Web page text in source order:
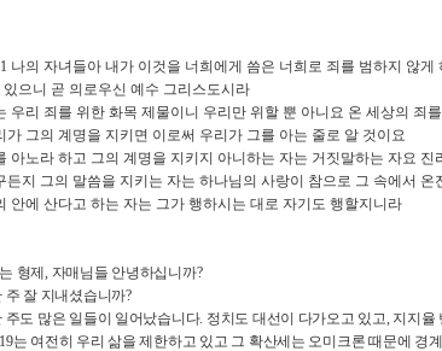
나의 자녀들아 내가 이것을 너희에게 씀은 너희로 죄를 범하지 않
있으니 곧 의로우신 예수 그리스도시라
우리 죄를 위한 화목 제물이니 우리만 위할 뿐 아니요 온 세상의 죄
가 그의 계명을 지키면 이로써 우리가 그를 아는 줄로 알 것이요
아노라 하고 그의 계명을 지키지 아니하는 자는 거짓말하는 자요 진
든지 그의 말씀을 지키는 자는 하나님의 사랑이 참으로 그 속에서
안에 산다고 하는 자는 그가 행하시는 대로 자기도 행할지니라
형제, 자매님들 안녕하십니까?
주 잘 지내셨습니까?
주도 많은 일들이 일어났습니다. 정치도 대선이 다가오고 있고, 지지율
19는 여전히 우리 삶을 제한하고 있고 그 확산세는 오미크론 때문에 경